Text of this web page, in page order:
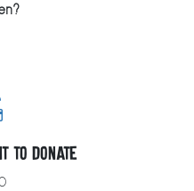
to donate